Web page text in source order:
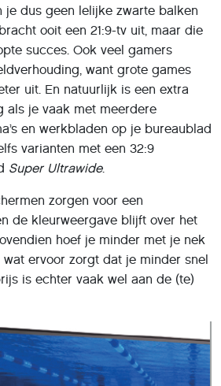
je dus geen lelijke zwarte balken
ooit een 21:9-tv uit, maar die
succes. Ook veel gamers
want grote games
uit. En natuurlijk is een extra
als je vaak met meerdere
en werkbladen op je bureaublad
varianten met een 32:9
Super Ultrawide.
zorgen voor een
de kleurweergave blijft over het
hoef je minder met je nek
ervoor zorgt dat je minder snel
is echter vaak wel aan de (te)